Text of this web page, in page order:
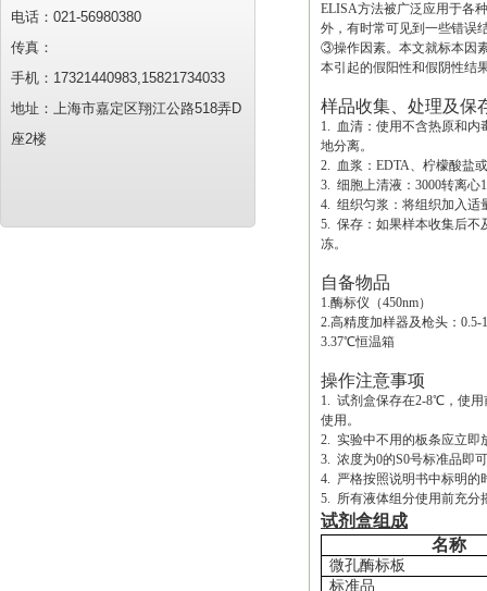
电话：021-56980380
传真：
手机：17321440983,15821734033
地址：上海市嘉定区翔江公路518弄D
座2楼
ELISA方法被广泛应用于各
外，有时常可见到一些错误
③操作因素。本文就标本因
本引起的假阳性和假阴性结
样品收集、处理及保
1. 血清：使用不含热原和内
地分离。
2. 血浆：EDTA、柠檬酸盐
3. 细胞上清液：3000转离心
4. 组织匀浆：将组织加入适
5. 保存：如果样本收集后不
冻。
自备物品
1.酶标仪（450nm）
2.高精度加样器及枪头：0.5-
3.37℃恒温箱
操作注意事项
1. 试剂盒保存在2-8℃，使用
使用。
2. 实验中不用的板条应立即
3. 浓度为0的S0号标准品即
4. 严格按照说明书中标明的
5. 所有液体组分使用前充分
试剂盒组成
名称
微孔酶标板
标准品